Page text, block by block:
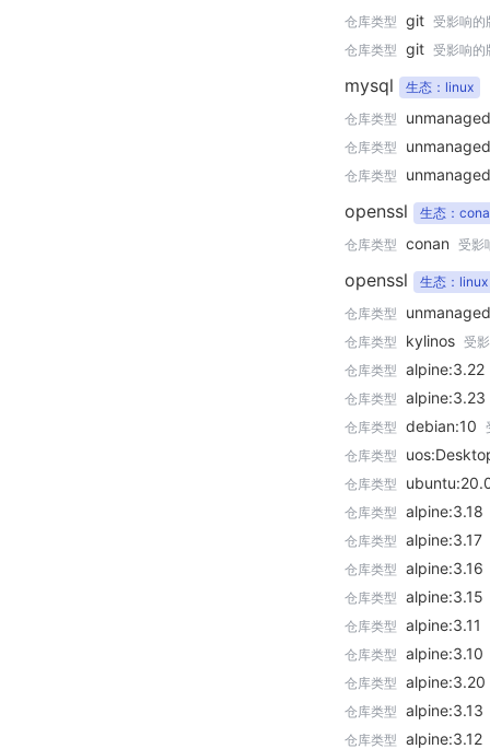
仓库类型 git 受影响的
仓库类型 git 受影响的
mysql
生态：linux
仓库类型
unmanaged
仓库类型 unmanaged
仓库类型 unmanaged
openssl
生态：
仓库类型 conan 受影
openssl
生态：linux
仓库类型
unmanaged
仓库类型 kylinos 受
仓库类型 alpine:3.22
仓库类型 alpine:3.23
仓库类型 debian:10
仓库类型
仓库类型
仓库类型 alpine:3.18
仓库类型 alpine:3.17
仓库类型 alpine:3.16
仓库类型 alpine:3.15
仓库类型 alpine:3.11
仓库类型 alpine:3.10
仓库类型 alpine:3.20
仓库类型 alpine:3.13
仓库类型 alpine:3.12